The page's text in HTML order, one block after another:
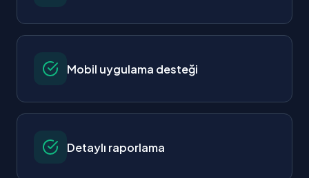
Mobil uygulama desteği
Detaylı raporlama